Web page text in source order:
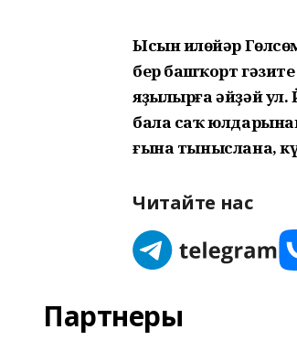
Ысын илһөйәр
бер башҡорт
яҙылыр­ға әйҙәй
бала саҡ
ғына тыныслана,
Читайте нас
Партнеры